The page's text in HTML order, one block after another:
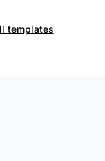
templates